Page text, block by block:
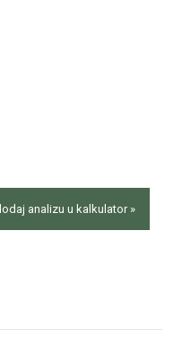
analizu u kalkulator »